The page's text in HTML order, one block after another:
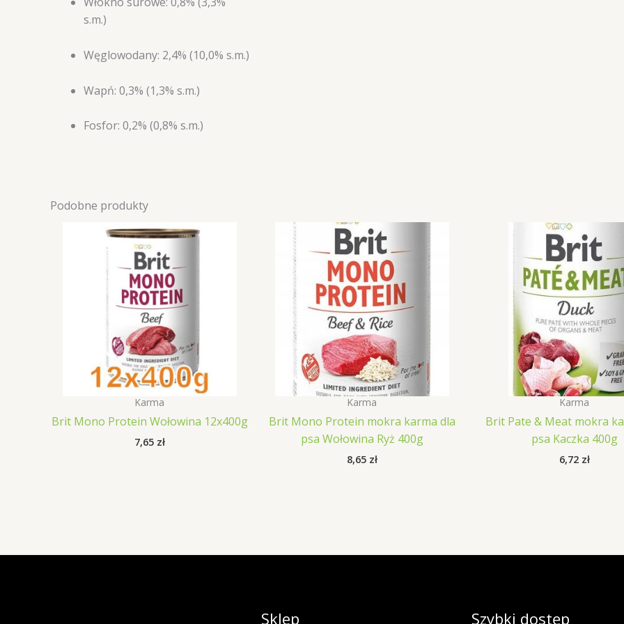
s.m.)
Węglowodany: 2,4% (10,0% s.m.)
Wapń: 0,3% (1,3% s.m.)
Fosfor: 0,2% (0,8% s.m.)
Podobne produkty
Karma
Brit Mono Protein Wołowina 12x400g
7,65 zł
Karma
Brit Mono Protein mokra karma dla
psa Wołowina Ryż 400g
8,65 zł
Karma
Brit Pate & Meat mokra
psa Kaczka 400g
6,72 zł
Sklep Szybki dostęp